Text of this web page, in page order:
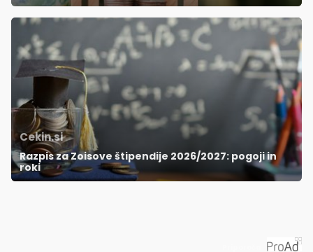
Cekin.si
Razpis za Zoisove štipendije 2026/2027: pogoji in
roki